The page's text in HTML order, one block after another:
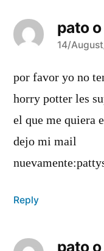
pato
says:
14/
por favor yo no
horry potter les
el que me quiera
dejo mi mail
Reply
pato